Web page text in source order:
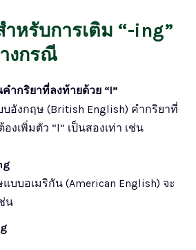
หรับการเติม “-ing”
งกรณี
คำกริยาที่ลงท้ายด้วย “l”
อังกฤษ (British English) คำกริยาที่
งเพิ่มตัว “l” เป็นสองเท่า เช่น
บบอเมริกัน (American English) จะ
น